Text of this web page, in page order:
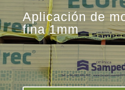
Aplicación de
fina 1mm